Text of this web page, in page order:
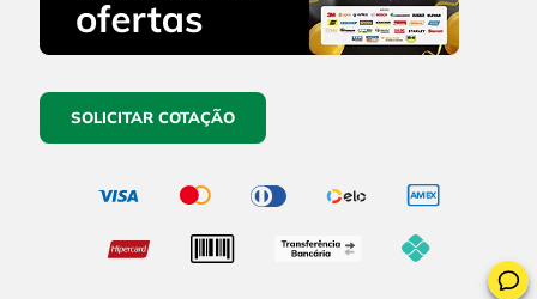
SOLICITAR COTAÇÃO